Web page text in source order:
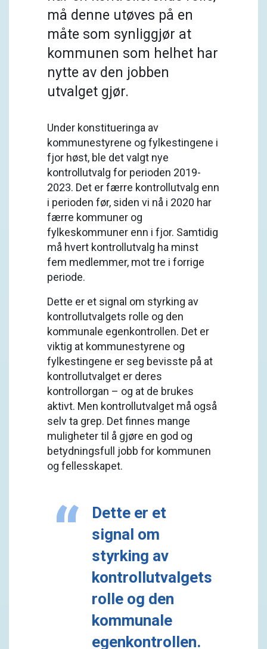
må denne utøves på en
måte som synliggjør at
kommunen som helhet har
nytte av den jobben
utvalget gjør.
Under konstitueringa av
kommunestyrene og fylkestingene i
fjor høst, ble det valgt nye
kontrollutvalg for perioden 2019-
2023. Det er færre kontrollutvalg enn
i perioden før, siden vi nå i 2020 har
færre kommuner og
fylkeskommuner enn i fjor. Samtidig
må hvert kontrollutvalg ha minst
fem medlemmer, mot tre i forrige
periode.
Dette er et signal om styrking av
kontrollutvalgets rolle og den
kommunale egenkontrollen. Det er
viktig at kommunestyrene og
fylkestingene er seg bevisste på at
kontrollutvalget er deres
kontrollorgan – og at de brukes
aktivt. Men kontrollutvalget må også
selv ta grep. Det finnes mange
muligheter til å gjøre en god og
betydningsfull jobb for kommunen
og fellesskapet.
Dette er et
signal om
styrking av
kontrollutvalgets
rolle og den
kommunale
egenkontrollen.